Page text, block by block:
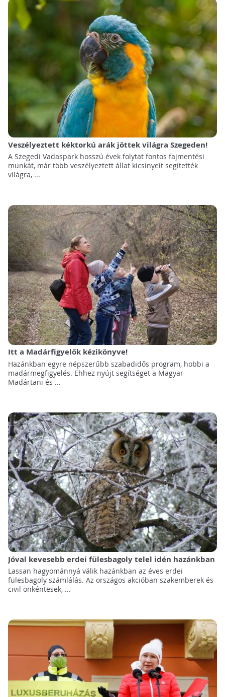
Veszélyeztett kéktorkú arák jöttek világra Szegeden!
A Szegedi Vadaspark hosszú évek folytat fontos fajmentési
munkát, már több veszélyeztett állat kicsinyeit segítették
világra, ...
Itt a Madárfigyelők kézikönyve!
Hazánkban egyre népszerűbb szabadidős program, hobbi a
madármegfigyelés. Ehhez nyújt segítséget a Magyar
Madártani és ...
Jóval kevesebb erdei fülesbagoly telel idén hazánkban
Lassan hagyománnyá válik hazánkban az éves erdei
fülesbagoly számlálás. Az országos akcióban szakemberek és
civil önkéntesek, ...